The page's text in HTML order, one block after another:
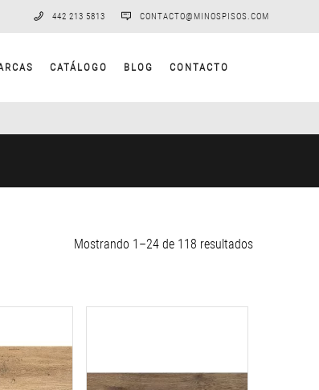
442 213 5813 CONTACTO@MINOSPISOS.COM
CATÁLOGO BLOG CONTACTO
Mostrando 1–24 de 118 resultadosSorted